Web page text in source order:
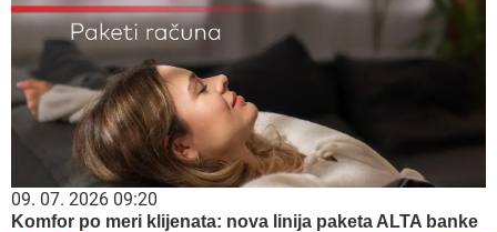
09. 07. 2026 09:20
Komfor po meri klijenata: nova linija paketa ALTA banke